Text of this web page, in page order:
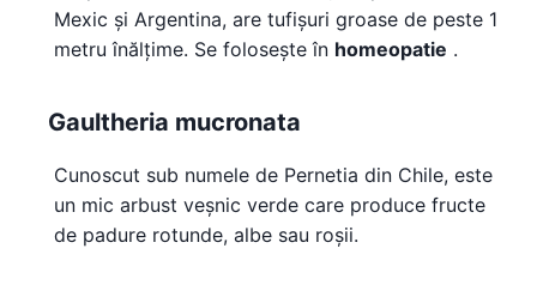
Mexic și Argentina, are tufișuri groase de peste 1
metru înălțime. Se folosește în homeopatie .
Gaultheria mucronata
Cunoscut sub numele de Pernetia din Chile, este
un mic arbust veșnic verde care produce fructe
de padure rotunde, albe sau roșii.